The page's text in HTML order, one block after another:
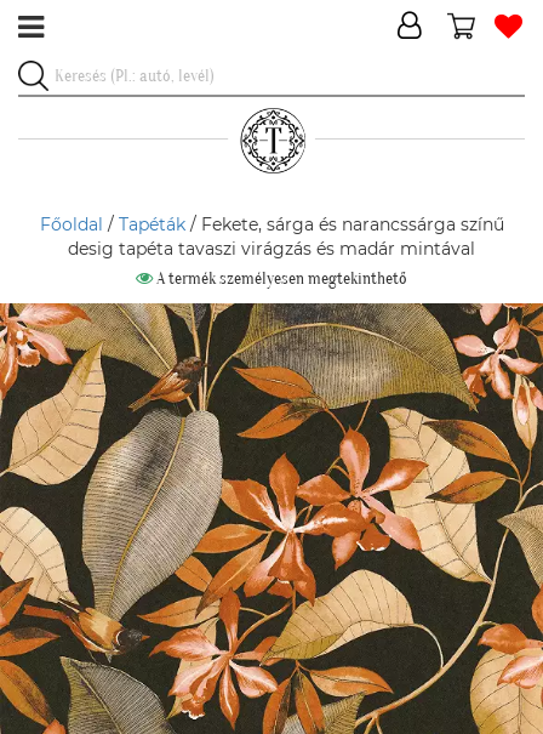
Főoldal / Tapéták/ Fekete, sárga és narancssárga színű
desig tapéta tavaszi virágzás és madár mintával
A termék személyesen megtekinthető